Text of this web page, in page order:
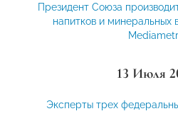
Президент Союза
напитков и минеральных
13 Июля
Эксперты трех